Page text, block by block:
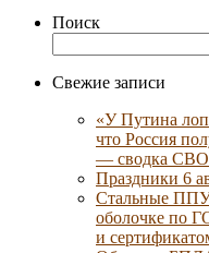
Поиск
Свежие записи
«У Путина
что Россия
— сводка СВО
Праздники 6
Стальные
оболочке по
и